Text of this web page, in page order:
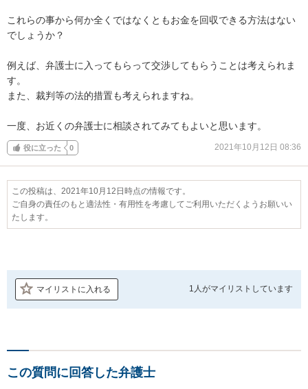
これらの事から何か全くではなくともお金を回収できる方法はない
でしょうか？
例えば、弁護士に入ってもらって交渉してもらうことは考えられま
す。
また、裁判等の法的措置も考えられますね。
一度、お近くの弁護士に相談されてみてもよいと思います。
役に立った 0 2021年10月12日 08:36
この投稿は、2021年10月12日時点の情報です。
ご自身の責任のもと適法性・有用性を考慮してご利用いただくようお願いい
たします。
マイリストに入れる 1人がマイリストしています
この質問に回答した弁護士